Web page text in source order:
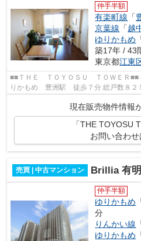
仲手半額
有楽町線 「
京葉線 「越
ゆりかもめ
築17年 / 43
東京都江東
■■ＴＨＥ ＴＯＹＯＳＵ ＴＯＷＥＲ■■ 有楽町線 豊洲駅 徒歩６分 ゆ
りかもめ 豊洲駅 徒歩７分 総戸数８２５戸 鉄筋コンクリート造４３階建
現在販売物件情報
「THE TOYOSU
お問い合わせ
売買 | 中古マンション Brillia 有
仲手半額
ゆりかもめ
分
りんかい線
ゆりかもめ